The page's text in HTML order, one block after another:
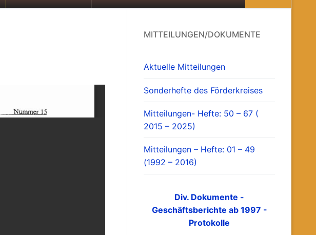
MITTEILUNGEN/DOKUMENTE
Aktuelle Mitteilungen
Sonderhefte des Förderkreises
Mitteilungen- Hefte: 50 – 67 (
2015 – 2025)
Mitteilungen – Hefte: 01 – 49
(1992 – 2016)
Div. Dokumente -
Geschäftsberichte ab 1997 -
Protokolle